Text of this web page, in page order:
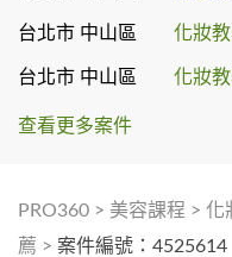
台北市 中山區 化妝
台北市 中山區 化妝
查看更多案件
PRO360 > 美容課程 > 化
薦 > 案件編號：4525614